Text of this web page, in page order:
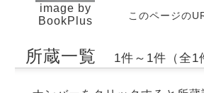
image by
BookPlus
このページの
所蔵一覧 1件～1件（全1